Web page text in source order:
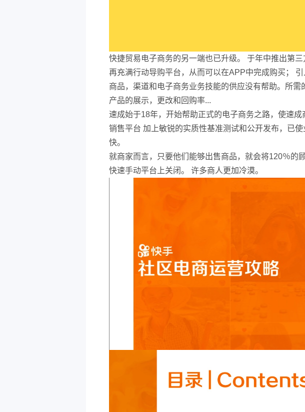
快捷贸易电子商务的另一端也已升级。 于年中推出第
再充满行动导购平台，从而可以在APP中完成购买；
商品，渠道和电子商务业务技能的供应没有帮助。所需
产品的展示，更改和回购率...
速成始于18年，开始帮助正式的电子商务之路，使速
销售平台 加上敏锐的实质性基准测试和公开发布，已
快。
就商家而言，只要他们能够出售商品，就会将120％的
快速手动平台上关闭。 许多商人更加冷漠。